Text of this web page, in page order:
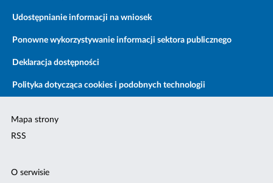
Udostępnianie informacji na wniosek
Ponowne wykorzystywanie informacji sektora publicznego
Deklaracja dostępności
Polityka dotycząca cookies i podobnych technologii
Mapa strony
RSS
O serwisie